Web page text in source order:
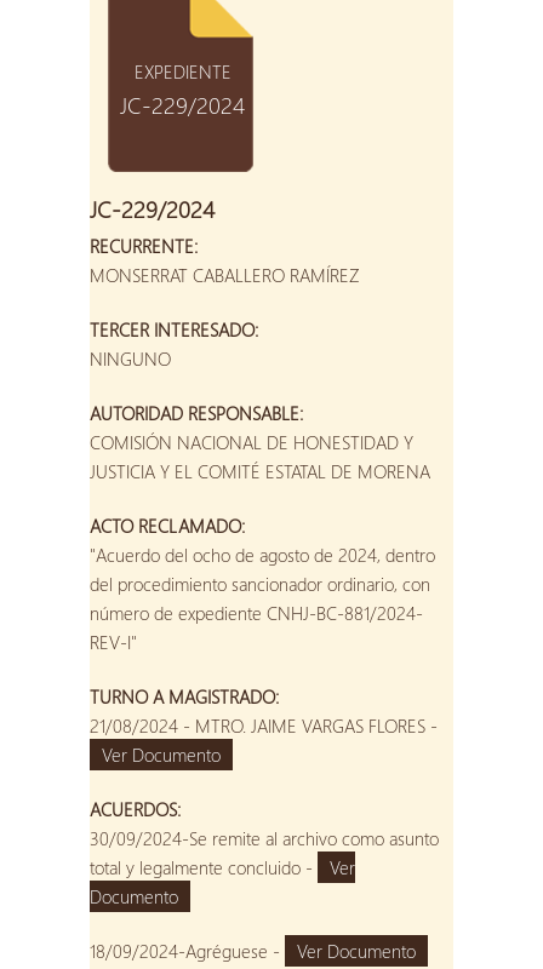
EXPEDIENTE
JC-229/2024
JC-229/2024
RECURRENTE:
MONSERRAT CABALLERO RAMÍREZ
TERCER INTERESADO:
NINGUNO
AUTORIDAD RESPONSABLE:
COMISIÓN NACIONAL DE HONESTIDAD Y
JUSTICIA Y EL COMITÉ ESTATAL DE MORENA
ACTO RECLAMADO:
"Acuerdo del ocho de agosto de 2024, dentro
del procedimiento sancionador ordinario, con
número de expediente CNHJ-BC-881/2024-
REV-I"
TURNO A MAGISTRADO:
21/08/2024 - MTRO. JAIME VARGAS FLORES -
Ver Documento
ACUERDOS:
30/09/2024-Se remite al archivo como asunto
total y legalmente concluido -
Ver
Documento
18/09/2024-Agréguese - Ver Documento